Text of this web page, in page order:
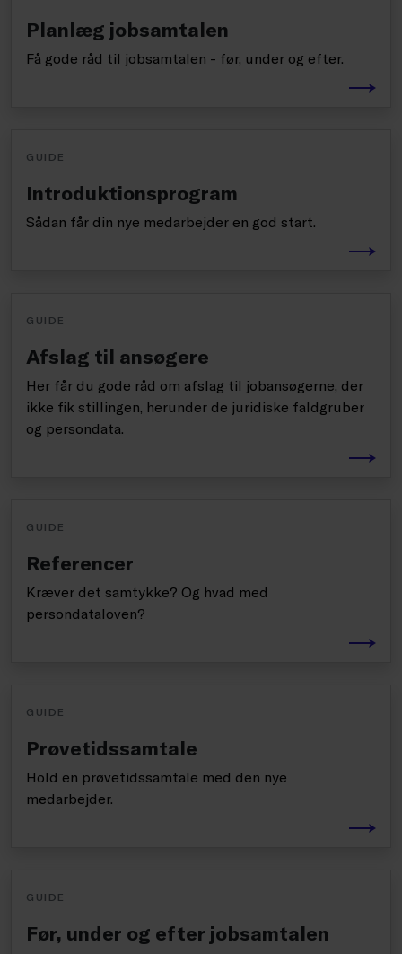
Planlæg jobsamtalen
Få gode råd til jobsamtalen - før, under og efter.
GUIDE
Introduktionsprogram
Sådan får din nye medarbejder en god start.
GUIDE
Afslag til ansøgere
Her får du gode råd om afslag til jobansøgerne, der
ikke fik stillingen, herunder de juridiske faldgruber
og persondata.
GUIDE
Referencer
Kræver det samtykke? Og hvad med
persondataloven?
GUIDE
Prøvetidssamtale
Hold en prøvetidssamtale med den nye
medarbejder.
GUIDE
Før, under og efter jobsamtalen